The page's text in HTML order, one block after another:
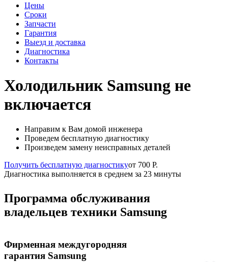
Цены
Сроки
Запчасти
Гарантия
Выезд и доставка
Диагностика
Контакты
Холодильник Samsung не
включается
Направим к Вам домой инженера
Проведем бесплатную диагностику
Произведем замену неисправных деталей
Получить бесплатную диагностикуот 700 Р.
Диагностика выполняется в среднем за 23 минуты
Программа обслуживания
владельцев техники Samsung
Фирменная междугородняя
гарантия Samsung